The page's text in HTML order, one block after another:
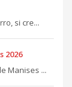
si cre...
2026
Manises ...